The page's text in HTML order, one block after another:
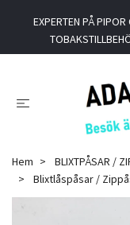
EXPERTEN PÅ
Hem
BLIXTPÅSAR /
Blixtlåspåsar /